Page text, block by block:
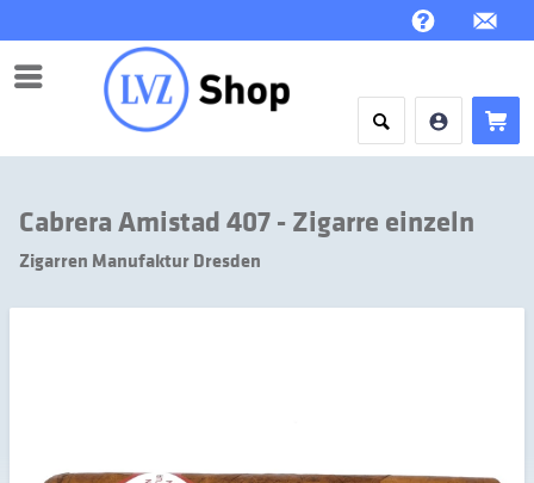
Menü
Cabrera Amistad 407 - Zigarre einzeln
Zigarren Manufaktur Dresden